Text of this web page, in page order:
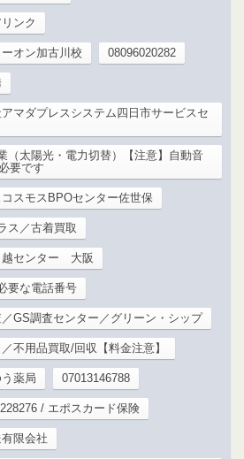
ンク
オン加古川校 08096020282
マダプレスシステム四日市サービスセ
（太陽光・電力切替）【注意】自動音
要です
スモスBPOセンター佐世保
ス／古着買取
越センター 大阪
要な電話番号
GS調査センター／グリーン・シップ
不用品買取/回収【料金注意】
薬局 07013146788
/ エポスカード保険
限会社